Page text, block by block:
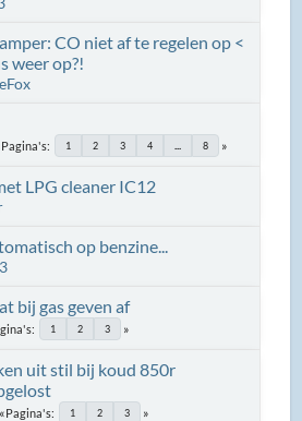
CO niet af te regelen op <
weer op?!
Pagina's 1 2 3 4 8
LPG cleaner IC12
op benzine...
bij gas geven af
1 2 3
uit stil bij koud 850r
Pagina's 1 2 3